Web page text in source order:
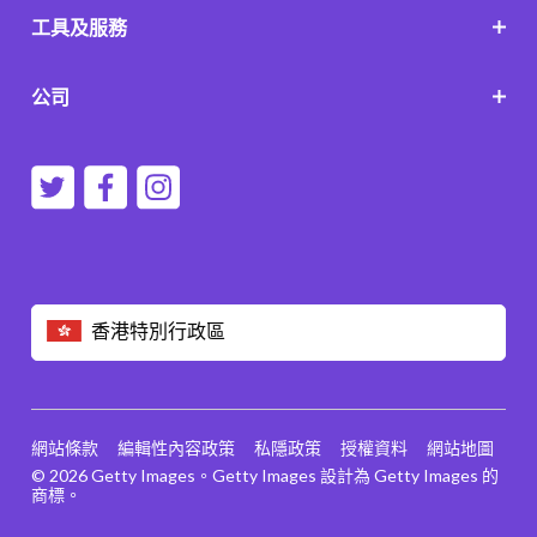
香港特別行政區
工具及服務
公司
© 2026 Getty Images。Getty Images 設計為 Getty Images 的
商標。
網站條款 編輯性內容政策 私隱政策 授權資料 網站地圖